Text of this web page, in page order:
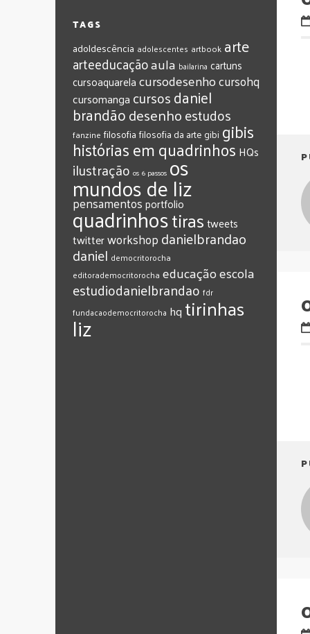
TAGS
adoldescência adolescentes artbook arte
arteeducaçãoaula bailarina cartuns
cursoaquarelacursodesenhocursohq
cursomanga cursosdaniel
brandãodesenhoestudos
fanzine filosofia filosofia da arte gibi gibis
histórias em quadrinhos HQs
ilustração os 6 passos os
mundos de liz
pensamentosportfolio
quadrinhostirastweets
twitterworkshop‎danielbrandao‬
‎daniel‬ ‎democritorocha
‎editorademocritorocha ‎educação‎escola
‎estudiodanielbrandao ‎fdr
‎fundacaodemocritorocha ‎hq ‎tirinhas
‪‎liz